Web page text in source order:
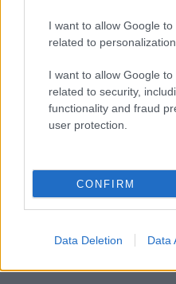
I want to allow Google
related to personalization.
I want to allow Google
related to security,
functionality and fraud
user protection.
CONFIRM
Data Deletion Data
I nostri cari
Giovannimaria